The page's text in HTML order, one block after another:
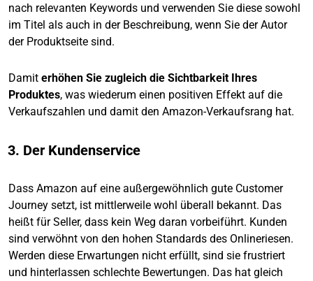
nach relevanten Keywords und verwenden Sie diese sowohl
im Titel als auch in der Beschreibung, wenn Sie der Autor
der Produktseite sind.
Damit erhöhen Sie zugleich die Sichtbarkeit Ihres
Produktes, was wiederum einen positiven Effekt auf die
Verkaufszahlen und damit den Amazon-Verkaufsrang hat.
3. Der Kundenservice
Dass Amazon auf eine außergewöhnlich gute Customer
Journey setzt, ist mittlerweile wohl überall bekannt. Das
heißt für Seller, dass kein Weg daran vorbeiführt. Kunden
sind verwöhnt von den hohen Standards des Onlineriesen.
Werden diese Erwartungen nicht erfüllt, sind sie frustriert
und hinterlassen schlechte Bewertungen. Das hat gleich